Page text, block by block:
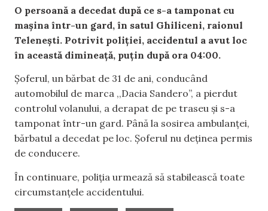
O persoană a decedat după ce s-a tamponat cu
mașina într-un gard, în satul Ghiliceni, raionul
Telenești. Potrivit poliției, accidentul a avut loc
în această dimineață, puțin după ora 04:00.
Șoferul, un bărbat de 31 de ani, conducând
automobilul de marca ,,Dacia Sandero”, a pierdut
controlul volanului, a derapat de pe traseu și s-a
tamponat într-un gard. Până la sosirea ambulanței,
bărbatul a decedat pe loc. Șoferul nu deținea permis
de conducere.
În continuare, poliția urmează să stabilească toate
circumstanțele accidentului.